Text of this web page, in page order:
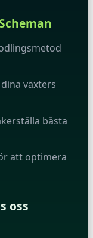
växters
bästa
att optimera
oss